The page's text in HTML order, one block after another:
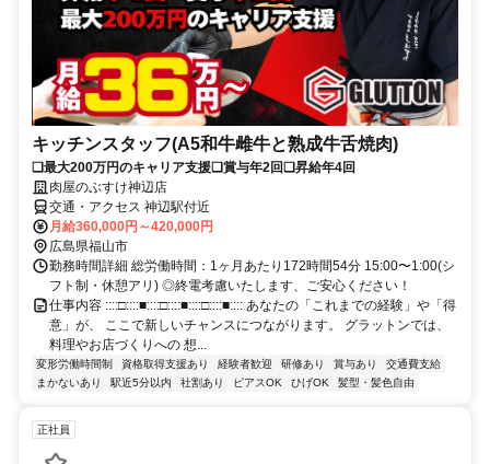
キッチンスタッフ(A5和牛雌牛と熟成牛舌焼肉)
❏最大200万円のキャリア支援❏賞与年2回❏昇給年4回
肉屋のぶすけ神辺店
交通・アクセス 神辺駅付近
月給360,000円～420,000円
広島県福山市
勤務時間詳細 総労働時間：1ヶ月あたり172時間54分 15:00〜1:00(シ
フト制・休憩アリ) ◎終電考慮いたします、ご安心ください！
仕事内容 ::::□::::■::::□::::■::::□::::■:::: あなたの「これまでの経験」や「得
意」が、 ここで新しいチャンスにつながります。 グラットンでは、
料理やお店づくりへの 想...
変形労働時間制 資格取得支援あり 経験者歓迎 研修あり 賞与あり
交通費支給
まかないあり
駅近5分以内 社割あり ピアスOK ひげOK 髪型・髪色自由
正社員